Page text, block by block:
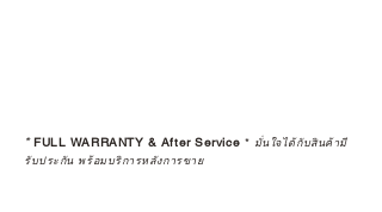
*FULL WARRANTY & After Service * มั่นใจได้กับสินค้ามี
รับประกัน พร้อมบริการหลังการขาย